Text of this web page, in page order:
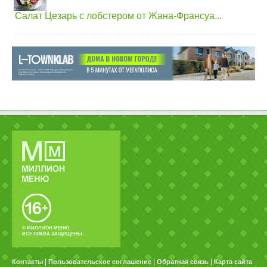
Салат Цезарь с лобстером от Жана-Франсуа...
© МИЛЛИОН МЕНЮ.
ВСЕ ПРАВА ЗАЩИЩЕНЫ.
Контакты Пользовательское соглашение Обратная связь Карта сайта